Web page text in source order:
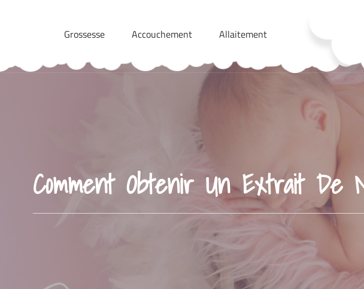
Grossesse Accouchement Allaitement
Comment Obtenir Un Extrait De